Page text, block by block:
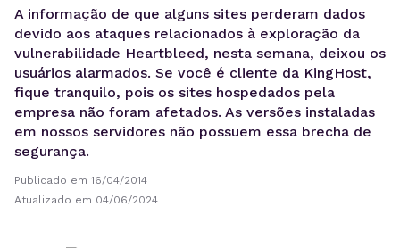
A informação de que alguns sites perderam dados
devido aos ataques relacionados à exploração da
vulnerabilidade Heartbleed, nesta semana, deixou os
usuários alarmados. Se você é cliente da KingHost,
fique tranquilo, pois os sites hospedados pela
empresa não foram afetados. As versões instaladas
em nossos servidores não possuem essa brecha de
segurança.
Publicado em 16/04/2014
Atualizado em 04/06/2024